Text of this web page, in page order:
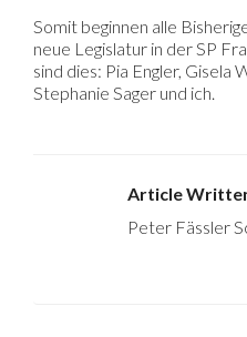
Somit beginnen alle
neue Legislatur in der SP
sind dies: Pia Engler, Gisela
Stephanie Sager und ich.
Article
Peter Fässler